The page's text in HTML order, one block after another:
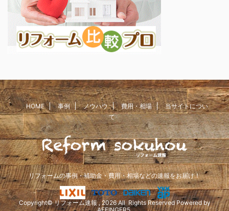
HOME 事例 ノウハウ 費用・相場
当サイトについ
て
リフォームの事例・補助金・費用・相場などの速報をお届け！
Copyright© リフォーム速報 , 2026 All Rights Reserved Powered by